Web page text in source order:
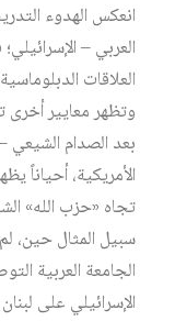
انعكس الهدوء
العربي –
العلاقات
وتظهر معايير
بعد الصدام الشيعي
الأمريكية، أحياناً
تجاه «حزب الله»
سبيل المثال حين،
الجامعة العربية
الإسرائيلي على لبنان